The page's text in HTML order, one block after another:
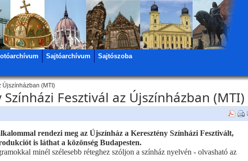
Sajtóarchívum
Sajtószoba
Újszínházban (MTI)
Fesztivál az Újszínházban (MTI)
rendezi meg az Újszínház a Keresztény Színházi Fesztivált,
is láthat a közönség Budapesten.
minél szélesebb réteghez szóljon a színház nyelvén - olvasható az